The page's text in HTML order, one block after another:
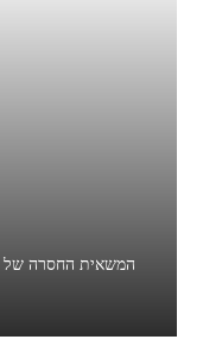
המשאית החסרה של